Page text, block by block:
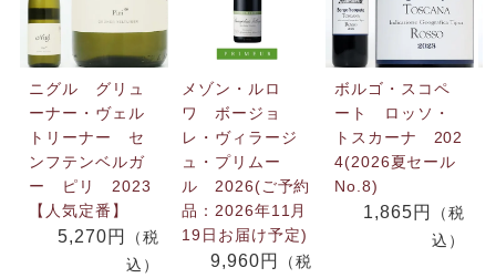
ニグル グリュ
ーナー・ヴェル
トリーナー セ
ンフテンベルガ
ー ピリ 2023
【人気定番】
5,270円
（税
込）
メゾン・ルロ
ワ ボージョ
レ・ヴィラージ
ュ・プリムー
ル 2026(ご予約
品：2026年11月
19日お届け予定)
9,960円
（税
ボルゴ・スコペ
ート ロッソ・
トスカーナ 202
4(2026夏セール
No.8)
1,865円
（税
込）